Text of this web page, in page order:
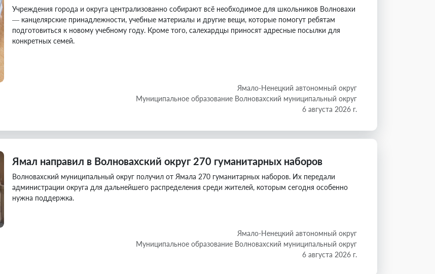
Учреждения города и округа централизованно собирают всё необходимое для школьников Волновахи
— канцелярские принадлежности, учебные материалы и другие вещи, которые помогут ребятам
подготовиться к новому учебному году. Кроме того, салехардцы приносят адресные посылки для
конкретных семей.
Ямало-Ненецкий автономный округ
Муниципальное образование Волновахский муниципальный округ
6 августа 2026 г.
Ямал направил в Волновахский округ 270 гуманитарных наборов
Волновахский муниципальный округ получил от Ямала 270 гуманитарных наборов. Их передали
администрации округа для дальнейшего распределения среди жителей, которым сегодня особенно
нужна поддержка.
Ямало-Ненецкий автономный округ
Муниципальное образование Волновахский муниципальный округ
6 августа 2026 г.